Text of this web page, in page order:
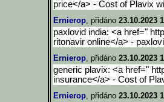
price</a> - Cost of Plavix
Ernierop, přidáno 23.10.2023
paxlovid india: <a href="
ritonavir online</a> -
Ernierop, přidáno 23.10.2023
generic plavix: <a href="
insurance</a> - Cost of
Ernierop, přidáno 23.10.2023